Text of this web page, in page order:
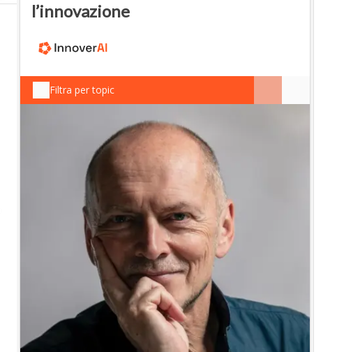
l’innovazione
Filtra per topic